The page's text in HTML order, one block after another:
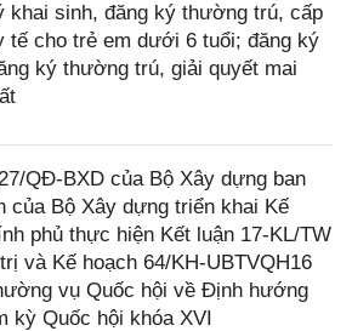
khai sinh, đăng ký thường trú, cấp
tế cho trẻ em dưới 6 tuổi; đăng ký
ký thường trú, giải quyết mai
QĐ-BXD của Bộ Xây dựng ban
của Bộ Xây dựng triển khai Kế
phủ thực hiện Kết luận 17-KL/TW
và Kế hoạch 64/KH-UBTVQH16
vụ Quốc hội về Định hướng
kỳ Quốc hội khóa XVI